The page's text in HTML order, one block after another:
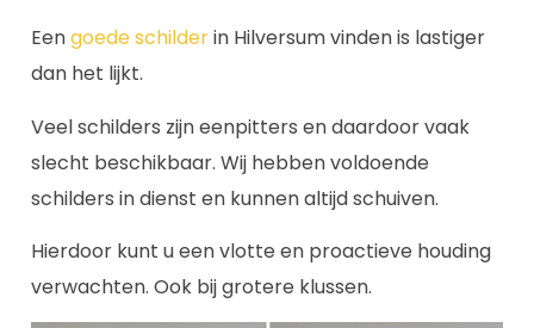
Eengoede schilderin Hilversum vinden is lastiger
dan het lijkt.
Veel schilders zijn eenpitters en daardoor vaak
slecht beschikbaar. Wij hebben voldoende
schilders in dienst en kunnen altijd schuiven.
Hierdoor kunt u een vlotte en proactieve houding
verwachten. Ook bij grotere klussen.